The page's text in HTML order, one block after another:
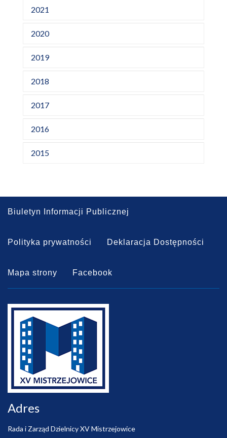
2021
2020
2019
2018
2017
2016
2015
Biuletyn Informacji Publicznej
Polityka prywatności Deklaracja Dostępności
Mapa strony Facebook
Adres
Rada i Zarząd Dzielnicy XV Mistrzejowice